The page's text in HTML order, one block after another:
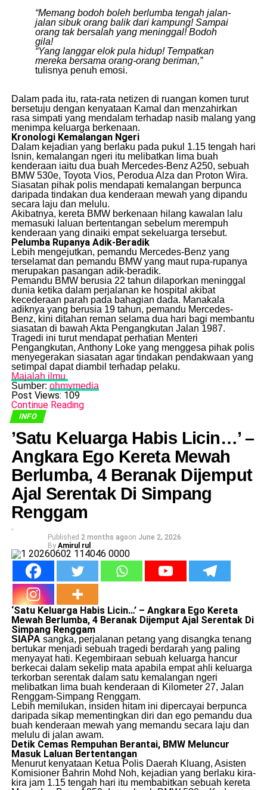
“Memang bodoh boleh berlumba tengah jalan-
jalan sibuk orang balik dari kampung! Sampai
orang tak bersalah yang meninggal! Bodoh
gila!
“Yang langgar elok pula hidup! Tempatkan
mereka bersama orang-orang beriman,”
tulisnya penuh emosi.
​Dalam pada itu, rata-rata netizen di ruangan komen turut
bersetuju dengan kenyataan Kamal dan menzahirkan
rasa simpati yang mendalam terhadap nasib malang yang
menimpa keluarga berkenaan.
Kronologi Kemalangan Ngeri
​Dalam kejadian yang berlaku pada pukul 1.15 tengah hari
Isnin, kemalangan ngeri itu melibatkan lima buah
kenderaan iaitu dua buah Mercedes-Benz A250, sebuah
BMW 530e, Toyota Vios, Perodua Alza dan Proton Wira.
​Siasatan pihak polis mendapati kemalangan berpunca
daripada tindakan dua kenderaan mewah yang dipandu
secara laju dan melulu.
​Akibatnya, kereta BMW berkenaan hilang kawalan lalu
memasuki laluan bertentangan sebelum merempuh
kenderaan yang dinaiki empat sekeluarga tersebut.
Pelumba Rupanya Adik-Beradik
​Lebih mengejutkan, pemandu Mercedes-Benz yang
terselamat dan pemandu BMW yang maut rupa-rupanya
merupakan pasangan adik-beradik.
​Pemandu BMW berusia 22 tahun dilaporkan meninggal
dunia ketika dalam perjalanan ke hospital akibat
kecederaan parah pada bahagian dada. Manakala
adiknya yang berusia 19 tahun, pemandu Mercedes-
Benz, kini ditahan reman selama dua hari bagi membantu
siasatan di bawah Akta Pengangkutan Jalan 1987.
​Tragedi ini turut mendapat perhatian Menteri
Pengangkutan, Anthony Loke yang menggesa pihak polis
menyegerakan siasatan agar tindakan pendakwaan yang
setimpal dapat diambil terhadap pelaku.
Majalah ilmu
Sumber: ohmymedia
Post Views: 109
Continue Reading
INFO
​’Satu Keluarga Habis Licin…’ –
Angkara Ego Kereta Mewah
Berlumba, 4 Beranak Dijemput
Ajal Serentak Di Simpang
Renggam
Published 2 months agoon June 2, 2026
By Amirul rul
‘Satu Keluarga Habis Licin…’ – Angkara Ego Kereta
Mewah Berlumba, 4 Beranak Dijemput Ajal Serentak Di
Simpang Renggam
SIAPA sangka, perjalanan petang yang disangka tenang
bertukar menjadi sebuah tragedi berdarah yang paling
menyayat hati. Kegembiraan sebuah keluarga hancur
berkecai dalam sekelip mata apabila empat ahli keluarga
terkorban serentak dalam satu kemalangan ngeri
melibatkan lima buah kenderaan di Kilometer 27, Jalan
Renggam-Simpang Renggam.
​Lebih memilukan, insiden hitam ini dipercayai berpunca
daripada sikap mementingkan diri dan ego pemandu dua
buah kenderaan mewah yang memandu secara laju dan
melulu di jalan awam.
Detik Cemas Rempuhan Berantai, BMW Meluncur
Masuk Laluan Bertentangan
​Menurut kenyataan Ketua Polis Daerah Kluang, Asisten
Komisioner Bahrin Mohd Noh, kejadian yang berlaku kira-
kira jam 1.15 tengah hari itu membabitkan sebuah kereta